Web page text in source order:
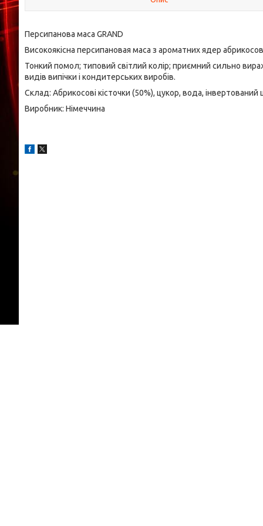
Персипанова маса GRAND
Високоякісна персипановая маса з ароматних ядер
Тонкий помол; типовий світлий колір; приємний сильно
видів випічки і кондитерських виробів.
Склад: Абрикосові кісточки (50%), цукор, вода,
Виробник: Німеччина